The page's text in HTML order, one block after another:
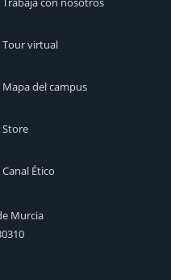
Tour virtual
Mapa del campus
Store
Canal Ético
Murcia